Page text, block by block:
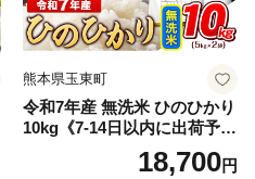
熊本県玉東町
令和7年産 無洗米 ひのひかり
10kg《7-14日以内に出荷予定
(土日祝除く)》コメ 米 無洗米
令和7年産 高レビュー｜人気
18,700円